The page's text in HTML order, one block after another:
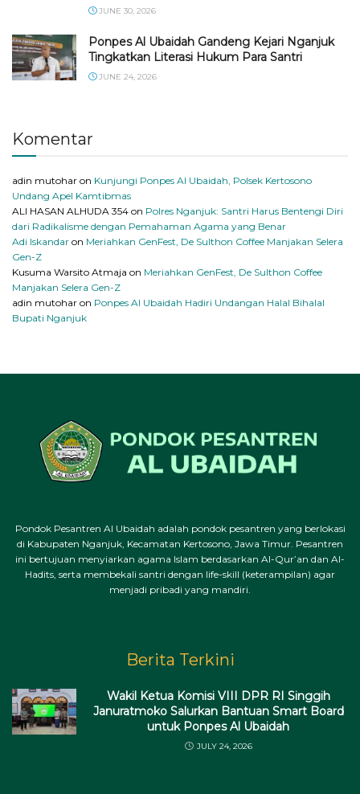
JUNE 30, 2026
Ponpes Al Ubaidah Gandeng Kejari Nganjuk
Tingkatkan Literasi Hukum Para Santri
JUNE 24, 2026
Komentar
adin mutohar on Kunjungi Ponpes Al Ubaidah, Polsek Kertosono
Undang Apel Kamtibmas
ALI HASAN ALHUDA 354 on Polres Nganjuk: Santri Harus Bentengi Diri
dari Radikalisme dengan Pemahaman Agama yang Benar
Adi Iskandar on Meriahkan GenFest, De Sulthon Coffee Manjakan Selera
Gen-Z
Kusuma Warsito Atmaja on Meriahkan GenFest, De Sulthon Coffee
Manjakan Selera Gen-Z
adin mutohar on Ponpes Al Ubaidah Hadiri Undangan Halal Bihalal
Bupati Nganjuk
Pondok Pesantren Al Ubaidah adalah pondok pesantren yang berlokasi
di Kabupaten Nganjuk, Kecamatan Kertosono, Jawa Timur. Pesantren
ini bertujuan menyiarkan agama Islam berdasarkan Al-Qur’an dan Al-
Hadits, serta membekali santri dengan life-skill (keterampilan) agar
menjadi pribadi yang mandiri.
Berita Terkini
Wakil Ketua Komisi VIII DPR RI Singgih
Januratmoko Salurkan Bantuan Smart Board
untuk Ponpes Al Ubaidah
JULY 24, 2026